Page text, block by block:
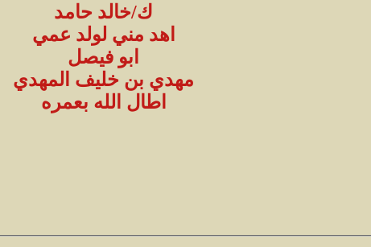
ك/خالد حامد
اهد مني لولد عمي
ابو فيصل
مهدي بن خليف المهدي
اطال الله بعمره